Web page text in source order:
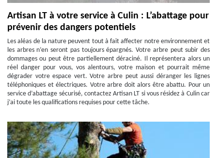
Artisan LT à votre service à Culin : L’abattage pour
prévenir des dangers potentiels
Les aléas de la nature peuvent tout à fait affecter notre environnement et
les arbres n’en seront pas toujours épargnés. Votre arbre peut subir des
dommages ou peut être partiellement déraciné. Il représentera alors un
réel danger pour vous, vos alentours, votre maison et pourrait même
dégrader votre espace vert. Votre arbre peut aussi déranger les lignes
téléphoniques et électriques. Votre arbre doit alors être abattu. Pour un
service d’abattage sécurisé, contactez Artisan LT si vous résidez à Culin car
j’ai toute les qualifications requises pour cette tâche.